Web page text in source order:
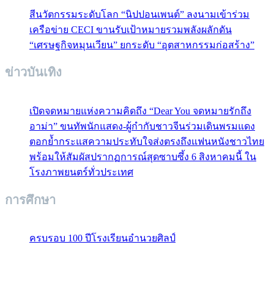
สีนวัตกรรมระดับโลก “นิปปอนเพนต์” ลงนามเข้าร่วม
เครือข่าย CECI ขานรับเป้าหมายรวมพลังผลักดัน
“เศรษฐกิจหมุนเวียน” ยกระดับ “อุตสาหกรรมก่อสร้าง”
ข่าวบันเทิง
เปิดจดหมายแห่งความคิดถึง “Dear You จดหมายรักถึง
อาม่า” ขนทัพนักแสดง-ผู้กำกับชาวจีนร่วมเดินพรมแดง
ตอกย้ำกระแสความประทับใจส่งตรงถึงแฟนหนังชาวไทย
พร้อมให้สัมผัสปรากฏการณ์สุดซาบซึ้ง 6 สิงหาคมนี้ ใน
โรงภาพยนตร์ทั่วประเทศ
การศึกษา
ครบรอบ 100 ปีโรงเรียนอำนวยศิลป์